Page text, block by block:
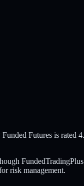
Futures is rated
FundedTradingPlus
risk management.